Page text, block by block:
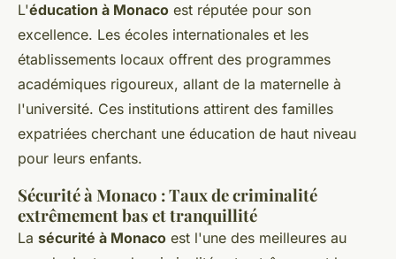
L'éducation à Monaco est réputée pour son
excellence. Les écoles internationales et les
établissements locaux offrent des programmes
académiques rigoureux, allant de la maternelle à
l'université. Ces institutions attirent des familles
expatriées cherchant une éducation de haut niveau
pour leurs enfants.
Sécurité à Monaco : Taux de criminalité
extrêmement bas et tranquillité
La sécurité à Monaco est l'une des meilleures au